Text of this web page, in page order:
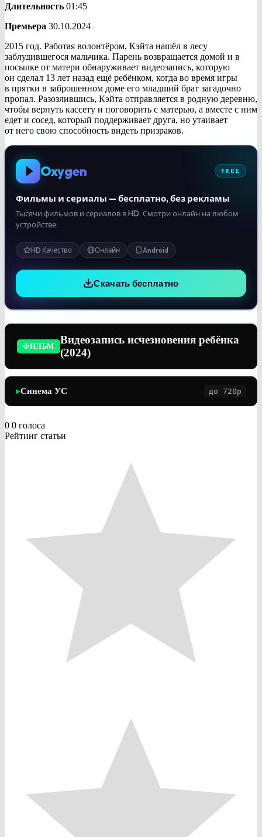
Длительность 01:45
Премьера 30.10.2024
2015 год. Работая волонтёром, Кэйта нашёл в лесу
заблудившегося мальчика. Парень возвращается домой и в
посылке от матери обнаруживает видеозапись, которую
он сделал 13 лет назад ещё ребёнком, когда во время игры
в прятки в заброшенном доме его младший брат загадочно
пропал. Разозлившись, Кэйта отправляется в родную деревню,
чтобы вернуть кассету и поговорить с матерью, а вместе с ним
едет и сосед, который поддерживает друга, но утаивает
от него свою способность видеть призраков.
Oxygen FREE
Фильмы и сериалы — бесплатно, без рекламы
Тысячи фильмов и сериалов в HD. Смотри онлайн на любом
устройстве.
HD Качество Онлайн Android
Скачать бесплатно
ФИЛЬМ
Видеозапись исчезновения ребёнка
(2024)
▶Синема УС до 720p
0 0 голоса
Рейтинг статьи